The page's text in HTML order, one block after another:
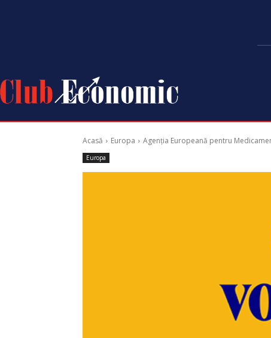
Acasă Europa Agenția Europeană pentru
Europa